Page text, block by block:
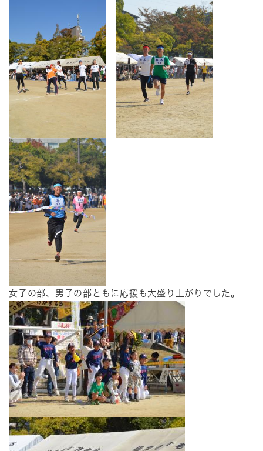
​女子の部、男子の部ともに応援も大盛り上がりでした。